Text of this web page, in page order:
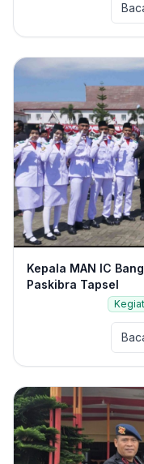
Kepala MAN IC
Paskibra Tapsel